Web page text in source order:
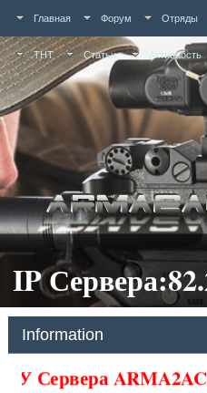
Главная Форум Отряды
ТНТ Статьи Активность
IP
Information
У Сервера